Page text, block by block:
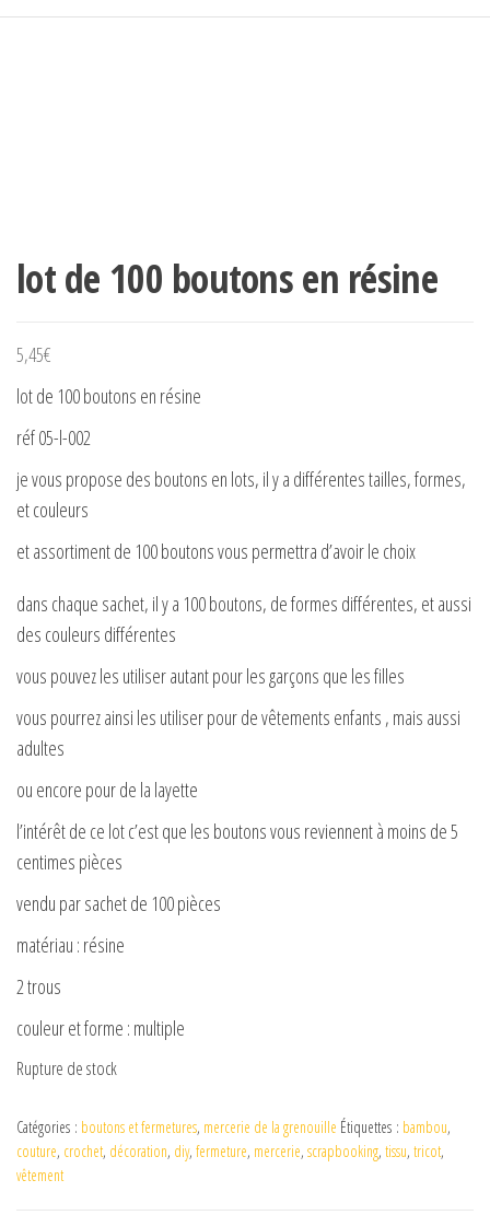
lot de 100 boutons en résine
5,45€
lot de 100 boutons en résine
réf 05-l-002
je vous propose des boutons en lots, il y a différentes tailles, formes,
et couleurs
et assortiment de 100 boutons vous permettra d’avoir le choix
dans chaque sachet, il y a 100 boutons, de formes différentes, et aussi
des couleurs différentes
vous pouvez les utiliser autant pour les garçons que les filles
vous pourrez ainsi les utiliser pour de vêtements enfants , mais aussi
adultes
ou encore pour de la layette
l’intérêt de ce lot c’est que les boutons vous reviennent à moins de 5
centimes pièces
vendu par sachet de 100 pièces
matériau : résine
2 trous
couleur et forme : multiple
Rupture de stock
Catégories : boutons et fermetures, mercerie de la grenouille Étiquettes : bambou,
couture, crochet, décoration, diy, fermeture, mercerie, scrapbooking, tissu, tricot,
vêtement